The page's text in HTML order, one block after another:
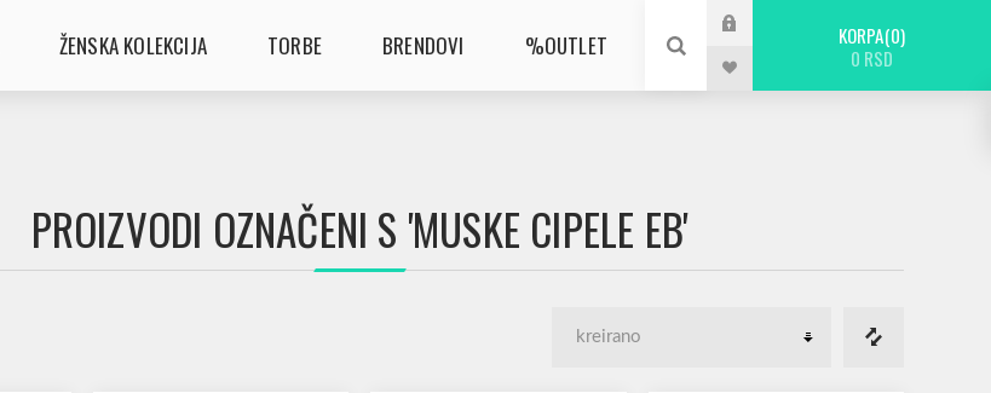
ŽENSKA KOLEKCIJA TORBE BRENDOVI %OUTLET KORPA 0
0 RSD
PROIZVODI OZNAČENI S 'MUSKE CIPELE EB'